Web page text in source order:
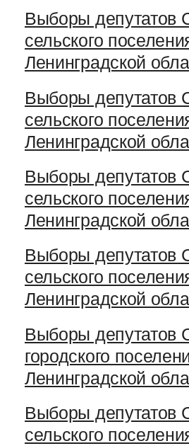
Выборы депутатов
сельского
Ленинградской
Выборы депутатов
сельского
Ленинградской
Выборы депутатов
сельского
Ленинградской
Выборы депутатов
сельского
Ленинградской
Выборы депутатов
городского
Ленинградской
Выборы депутатов
сельского